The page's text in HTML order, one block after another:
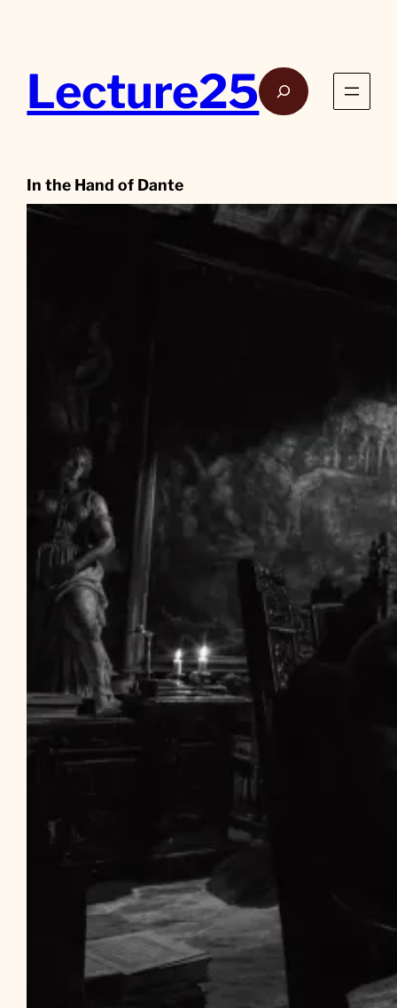
Lecture25Rech
In the Hand of Dante